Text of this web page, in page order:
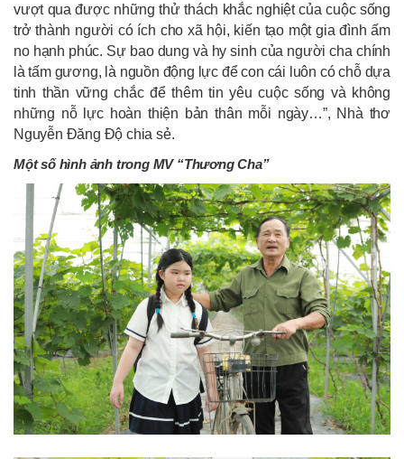
vượt qua được những thử thách khắc nghiệt của cuộc sống
trở thành người có ích cho xã hội, kiến tạo một gia đình ấm
no hạnh phúc. Sự bao dung và hy sinh của người cha chính
là tấm gương, là nguồn động lực để con cái luôn có chỗ dựa
tinh thần vững chắc để thêm tin yêu cuộc sống và không
những nỗ lực hoàn thiện bản thân mỗi ngày…”, Nhà thơ
Nguyễn Đăng Độ chia sẻ.
Một số hình ảnh trong MV “Thương Cha”